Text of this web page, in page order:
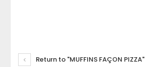
Return to "MUFFINS FAÇON PIZZA"